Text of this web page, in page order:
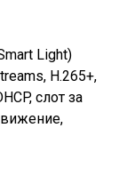
Light)
H.265+,
слот за